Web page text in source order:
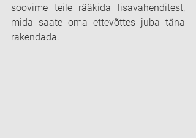
soovime teile rääkida lisavahenditest,
mida saate oma ettevõttes juba täna
rakendada.